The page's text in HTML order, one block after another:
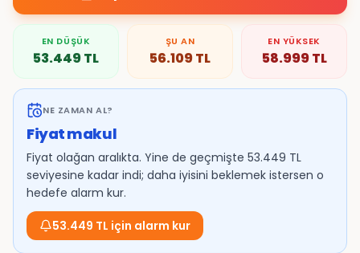
EN DÜŞÜK
53.449TL
ŞU AN
56.109TL
EN YÜKSEK
58.999TL
NE ZAMAN AL?
Fiyat makul
Fiyat olağan aralıkta. Yine de geçmişte 53.449 TL
seviyesine kadar indi; daha iyisini beklemek istersen o
hedefe alarm kur.
53.449 TL için alarm kur